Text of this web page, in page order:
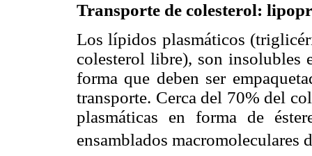
Transporte de colesterol:
Los lípidos plasmáticos
colesterol libre), son insolubles
forma que deben ser
transporte. Cerca del 70% del
plasmáticas en forma de
ensamblados macromoleculares